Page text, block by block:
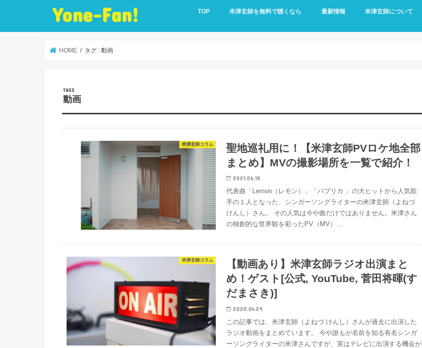
Yone-Fan! TOP 米津玄師を無料で聴くなら 最新情報 米津玄師について
HOME タグ : 動画
動画
米津玄師コラム
聖地巡礼用に！【米津玄師PVロケ地全部
まとめ】MVの撮影場所を一覧で紹介！
2021.06.18
代表曲「Lemon（レモン）」「パプリカ 」の大ヒットから人気歌
手の１人となった、シンガーソングライターの米津玄師（よねづ
けんし）さん。 その人気は今や曲だけではありません。米津さん
の独創的な世界観を彩ったPV（MV）…
米津玄師コラム
【動画あり】米津玄師ラジオ出演まと
め！ゲスト[公式, YouTube, 菅田将暉(す
だまさき)]
2020.04.29
この記事では、米津玄師（よねづ けんし）さんが過去に出演した
ラジオ動画をまとめています。 今や誰もが名前を知る有名シンガ
ーソングライターの米津さんですが、実はテレビに出演する機会が